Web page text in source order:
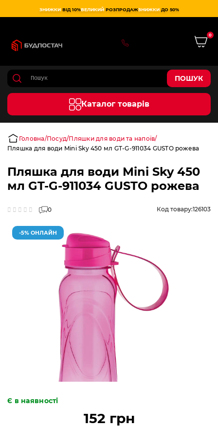
ЗНИЖКИ ВІД 10%ВЕЛИКИЙ РОЗПРОДАЖЗНИЖКИ ДО 50%
0
ПОШУК
Каталог товарів
Головна Посуд Пляшки для води та напоїв
Пляшка для води Mini Sky 450 мл GT-G-911034 GUSTO рожева
Пляшка для води Mini Sky 450
мл GT-G-911034 GUSTO рожева
0 Код товару:126103
-5% ОНЛАЙН
Є в наявності
152 грн